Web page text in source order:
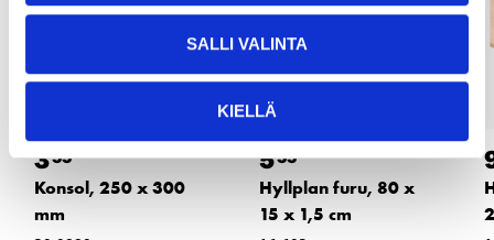
SALLI VALINTA
KIELLÄ
355
Konsol, 250 x 300
mm
555
Hyllplan furu, 80 x
15 x 1,5 cm